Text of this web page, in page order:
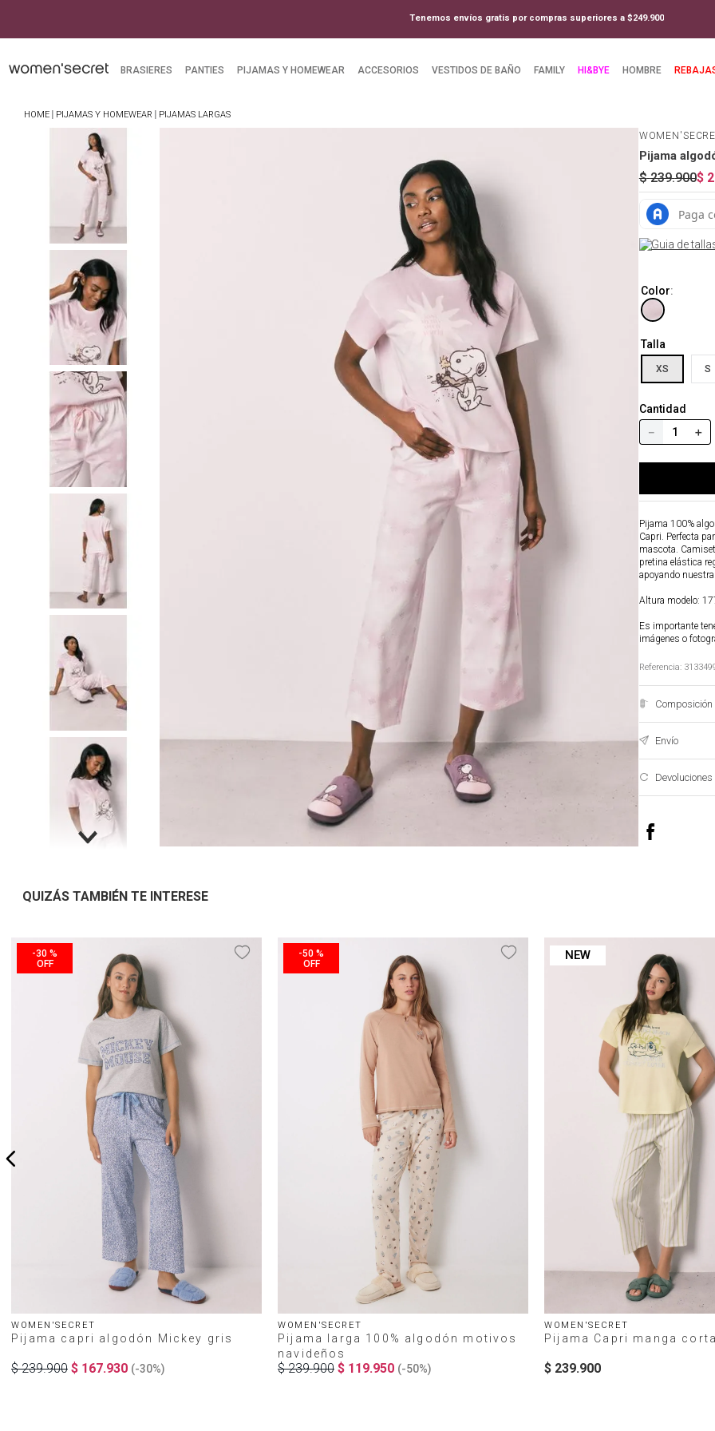
Tenemos envíos gratis por compras superiores a $249.900
BRASIERES PANTIES PIJAMAS Y HOMEWEAR ACCESORIOS VESTIDOS DE BAÑO FAMILY HI&BYE HOMBRE
PIJAMAS Y HOMEWEAR PIJAMAS LARGAS
Pijama
$ 239.900$
Guia de
Color:
Talla
XS S
Cantidad
＋
－
Pijama 100%
Capri. Perfecta
mascota.
pretina elástica
apoyando
Altura modelo:
Es importante
imágenes o
Referencia:
Envío
Devoluciones
QUIZÁS TAMBIÉN TE INTERESE
-30 %
WOMEN'SECRET
Pijama capri algodón Mickey gris
$ 239.900 $ 167.930 (-30%)
-50 %
WOMEN'SECRET
Pijama larga 100% algodón motivos
navideños
$ 239.900 $ 119.950 (-50%)
NEW
WOMEN'SECRET
Pijama Capri manga
$ 239.900